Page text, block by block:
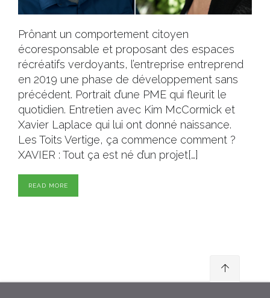
Prônant un comportement citoyen
écoresponsable et proposant des espaces
récréatifs verdoyants, l’entreprise entreprend
en 2019 une phase de développement sans
précédent. Portrait d’une PME qui fleurit le
quotidien. Entretien avec Kim McCormick et
Xavier Laplace qui lui ont donné naissance.
Les Toits Vertige, ça commence comment ?
XAVIER : Tout ça est né d’un projet[…]
READ MORE